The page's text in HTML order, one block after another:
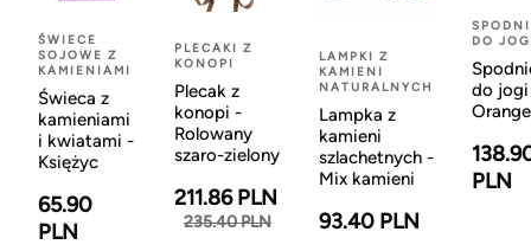
ŚWIECE
SOJOWE Z
KAMIENIAMI
Świeca z
kamieniami
i kwiatami -
Księżyc
65.90
PLN
PLECAKI Z
KONOPI
Plecak z
konopi -
Rolowany
szaro-zielony
211.86 PLN
235.40 PLN
LAMPKI Z
KAMIENI
NATURALNYCH
Lampka z
kamieni
szlachetnych -
Mix kamieni
93.40 PLN
DO
do
Orange
PLN